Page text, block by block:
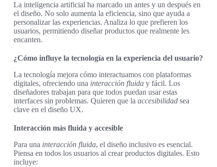
La inteligencia artificial ha marcado un antes y un después en
el diseño. No solo aumenta la eficiencia, sino que ayuda a
personalizar las experiencias. Analiza lo que prefieren los
usuarios, permitiendo diseñar productos que realmente les
encanten.
¿Cómo influye la tecnología en la experiencia del usuario?
La tecnología mejora cómo interactuamos con plataformas
digitales, ofreciendo una interacción fluida y fácil. Los
diseñadores trabajan para que todos puedan usar estas
interfaces sin problemas. Quieren que la accesibilidad sea
clave en el diseño UX.
Interacción más fluida y accesible
Para una interacción fluida, el diseño inclusivo es esencial.
Piensa en todos los usuarios al crear productos digitales. Esto
incluye: